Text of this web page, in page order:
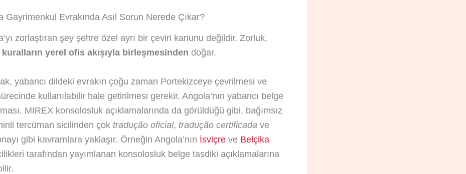
Gayrimenkul Evrakında Asıl Sorun Nerede Çıkar?
zorlaştıran şey şehre özel ayrı bir çeviri kanunu değildir. Zorluk,
yerel ofis akışıyla birleşmesinden doğar.
yabancı dildeki evrakın çoğu zaman Portekizceye çevrilmesi ve
kullanılabilir hale getirilmesi gerekir. Angola’nın yabancı belge
MIREX konsolosluk açıklamalarında da görüldüğü gibi, bağımsız
tercüman sicilinden çok tradução oficial, tradução certificada ve
gibi kavramlara yaklaşır. Örneğin Angola’nın İsviçre ve Belçika
tarafından yayımlanan konsolosluk belge tasdiki açıklamalarına